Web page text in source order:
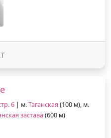
6 | м.Таганская (100 м), м.
застава (600 м)